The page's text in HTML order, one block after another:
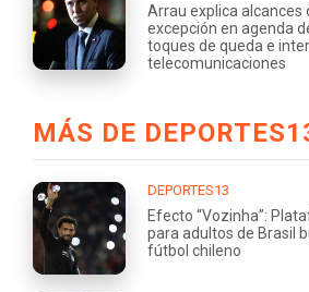
Arrau explica alcances
excepción en agenda
toques de queda e
telecomunicaciones
MÁS DE
DEPORTES13
Efecto “Vozinha”:
para adultos de Brasil
fútbol chileno